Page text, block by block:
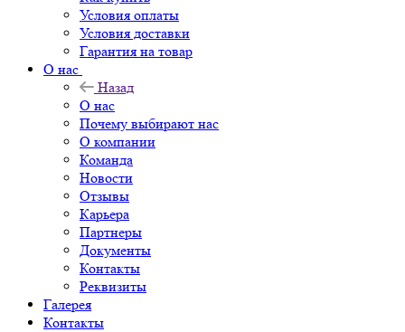
Условия оплаты
Условия доставки
Гарантия на товар
О нас
Назад
О нас
Почему выбирают нас
О компании
Команда
Новости
Отзывы
Карьера
Партнеры
Документы
Контакты
Реквизиты
Галерея
Контакты